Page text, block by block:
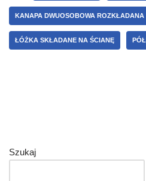
KANAPA DWUOSOBOWA ROZKŁADANA
ŁÓŻKA SKŁADANE NA ŚCIANĘ
Szukaj